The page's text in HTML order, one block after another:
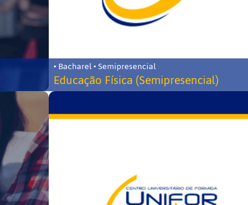
• Bacharel • Semipresencial
Educação Física (Semipresencial)